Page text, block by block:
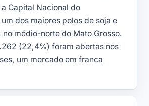
Capital Nacional do
dos maiores polos de soja e
no médio-norte do Mato Grosso.
(22,4%) foram abertas nos
um mercado em franca